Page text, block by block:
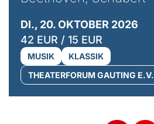
DI., 20. OKTOBER 2026
42 EUR / 15 EUR
MUSIK
KLASSIK
THEATERFORUM GAUTING E.V.